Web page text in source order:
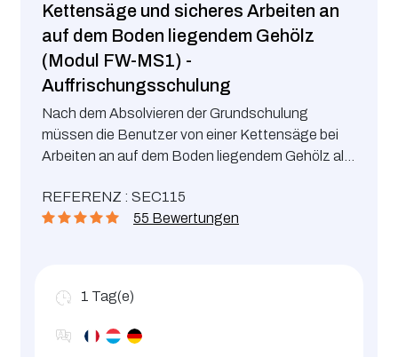
Kettensäge und sicheres Arbeiten an
auf dem Boden liegendem Gehölz
(Modul FW-MS1) -
Auffrischungsschulung
Nach dem Absolvieren der Grundschulung
müssen die Benutzer von einer Kettensäge bei
Arbeiten an auf dem Boden liegendem Gehölz alle
REFERENZ : SEC115
55 Bewertungen
1 Tag(e)